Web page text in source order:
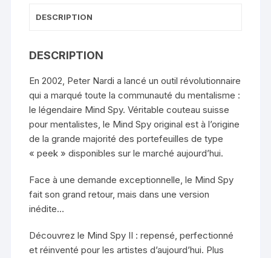
DESCRIPTION
DESCRIPTION
En 2002, Peter Nardi a lancé un outil révolutionnaire
qui a marqué toute la communauté du mentalisme :
le légendaire Mind Spy. Véritable couteau suisse
pour mentalistes, le Mind Spy original est à l’origine
de la grande majorité des portefeuilles de type
« peek » disponibles sur le marché aujourd’hui.
Face à une demande exceptionnelle, le Mind Spy
fait son grand retour, mais dans une version
inédite…
Découvrez le Mind Spy II : repensé, perfectionné
et réinventé pour les artistes d’aujourd’hui. Plus